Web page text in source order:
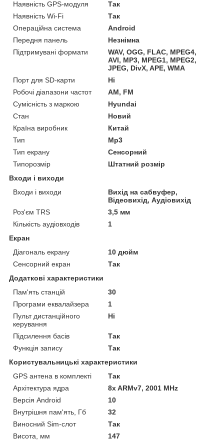
Наявність GPS-модуля
Так
Наявність Wi-Fi
Так
Операційна система
Android
Передня панель
Незнімна
Підтримувані формати
WAV, OGG, FLAC, MPEG4,
AVI, MP3, MPEG1, MPEG2,
JPEG, DivX, APE, WMA
Порт для SD-карти
Ні
Робочі діапазони частот
AM, FM
Сумісність з маркою
Hyundai
Стан
Новий
Країна виробник
Китай
Тип
Mp3
Тип екрану
Сенсорний
Типорозмір
Штатний розмір
Входи і виходи
Входи і виходи
Вихід на сабвуфер,
Відеовихід, Аудіовихід
Роз'єм TRS
3,5 мм
Кількість аудіовходів
1
Екран
Діагональ екрану
10 дюйм
Сенсорний екран
Так
Додаткові характеристики
Пам'ять станцій
30
Програми еквалайзера
1
Пульт дистанційного
керування
Ні
Підсилення басів
Так
Функція запису
Так
Користувальницькі характеристики
GPS антена в комплекті
Так
Архітектура ядра
8x ARMv7, 2001 MHz
Версія Android
10
Внутрішня пам'ять, Гб
32
Виносний Sim-слот
Так
Висота, мм
147